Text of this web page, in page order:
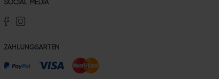
SOCIAL MEDIA
ZAHLUNGSARTEN